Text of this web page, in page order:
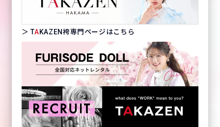
＞ TAKAZEN袴専門ページはこちら